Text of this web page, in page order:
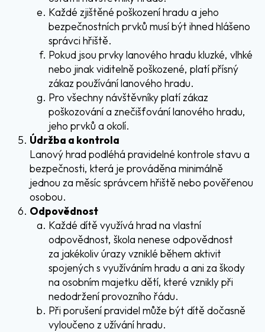
Každé zjištěné poškození hradu a jeho
bezpečnostních prvků musí být ihned hlášeno
správci hřiště.
Pokud jsou prvky lanového hradu kluzké, vlhké
nebo jinak viditelně poškozené, platí přísný
zákaz používání lanového hradu.
Pro všechny návštěvníky platí zákaz
poškozování a znečišťování lanového hradu,
jeho prvků a okolí.
Údržba a kontrola
Lanový hrad podléhá pravidelné kontrole stavu a
bezpečnosti, která je prováděna minimálně
jednou za měsíc správcem hřiště nebo pověřenou
osobou.
Odpovědnost
Každé dítě využívá hrad na vlastní
odpovědnost, škola nenese odpovědnost
za jakékoliv úrazy vzniklé během aktivit
spojených s využíváním hradu a ani za škody
na osobním majetku dětí, které vznikly při
nedodržení provozního řádu.
Při porušení pravidel může být dítě dočasně
vyloučeno z užívání hradu.